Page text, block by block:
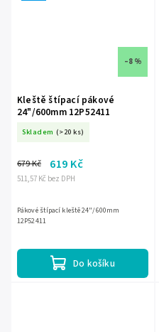
–8 %
Kleště štípací pákové
24"/600mm 12P52411
Skladem (>20 ks)
511,57 Kč bez DPH
679 Kč 619 Kč
Do košíku
Pákové štípací kleště 24"/600mm
12P52411